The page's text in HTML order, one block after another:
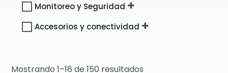
Monitoreo y Seguridad
Accesorios y conectividad
Mostrando 1–16 de 150 resultados